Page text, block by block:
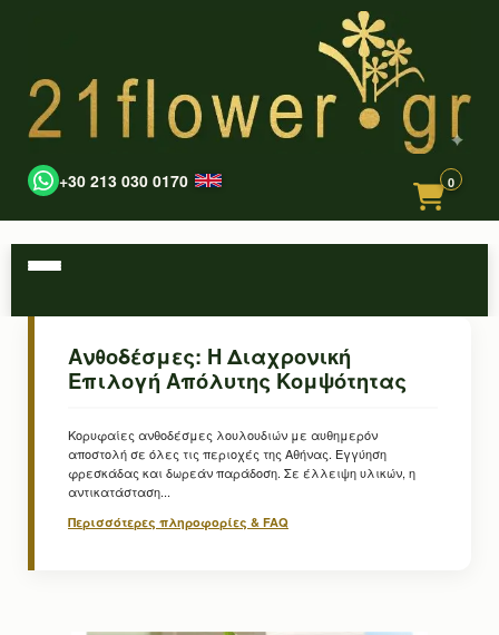
+30 213 030 0170 0
Ανθοδέσμες: Η Διαχρονική
Επιλογή Απόλυτης Κομψότητας
Κορυφαίες ανθοδέσμες λουλουδιών με αυθημερόν
αποστολή σε όλες τις περιοχές της Αθήνας. Εγγύηση
φρεσκάδας και δωρεάν παράδοση. Σε έλλειψη υλικών, η
αντικατάσταση...
Περισσότερες πληροφορίες & FAQ